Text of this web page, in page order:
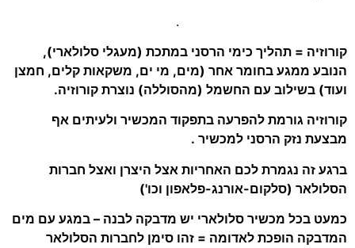
.
קורוזיה = תהליך כימי הרסני במתכת (מעגלי סלולארי),
הנובע ממגע בחומר אחר (מים, מי ים, משקאות קלים, חמצן
ועוד) בשילוב עם החשמל (מהסוללה) נוצרת קורוזיה.
קורוזיה גורמת להפרעה בתפקוד המכשיר ולעיתים אף
מבצעת נזק הרסני למכשיר .
ברגע זה נגמרת לכם האחריות אצל היצרן ואצל חברות
הסלולאר (סלקום-אורנג-פלאפון וכו')
כמעט בכל מכשיר סלולארי יש מדבקה לבנה – במגע עם מים
המדבקה הופכת לאדומה = זהו סימן לחברות הסלולאר